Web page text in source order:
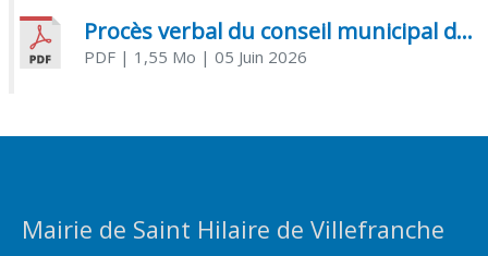
Procès verbal du conseil municipal du 05 juin 2026
PDF| 1,55 Mo | 05 Juin 2026
Mairie de Saint Hilaire de Villefranche